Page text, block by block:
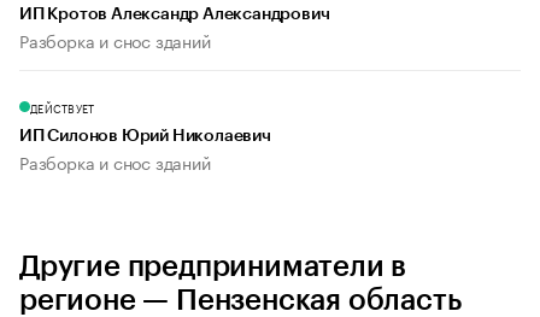
ИП Кротов Александр Александрович
Разборка и снос зданий
ДЕЙСТВУЕТ
ИП Силонов Юрий Николаевич
Разборка и снос зданий
Другие предприниматели в
регионе — Пензенская область